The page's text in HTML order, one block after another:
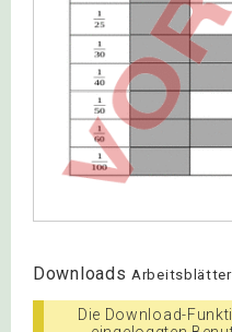
Downloads
Die Download-